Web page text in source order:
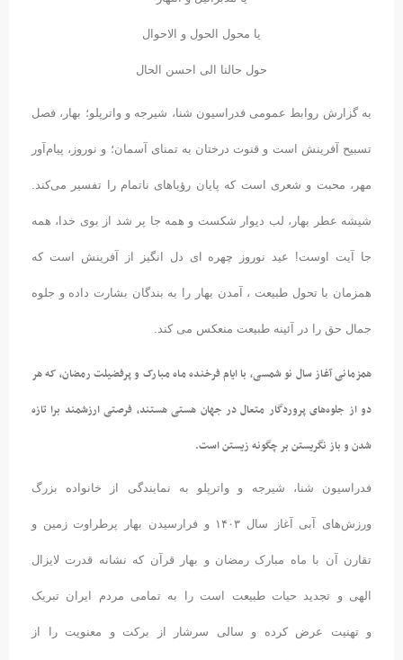
یا محول الحول و الاحوال
حول حالنا الی احسن الحال
به گزارش روابط عمومی فدراسیون شنا، شیرجه و واترپلو؛ بهار، فصل
تسبیح آفرینش است و قنوت درختان به تمنای آسمان؛ و نوروز، پیام‌آور
مهر، محبت و شعری است که پایان رؤیاهای ناتمام را تفسیر می‌کند.
شیشه عطر بهار، لب دیوار شکست و همه جا پر شد از بوی خدا، همه
جا آیت اوست! عید نوروز چهره ای دل انگیز از آفرینش است که
همزمان با تحول طبیعت ، آمدن بهار را به بندگان بشارت داده و جلوه
جمال حق را در آئینه طبیعت منعکس می کند.
همزمانی آغاز سال نو شمسی، با ایام فرخنده ماه مبارک و پرفضیلت رمضان، که هر
دو از جلوه‌های پروردگار متعال در جهان هستی هستند، فرصتی ارزشمند برا تازه
شدن و باز نگریستن بر چگونه زیستن است.
فدراسیون شنا، شیرجه و واترپلو به نمایندگی از خانواده بزرگ
ورزش‌های آبی آغاز سال ۱۴۰۳ و فرارسیدن بهار پرطراوت زمین و
تقارن آن با ماه مبارک رمضان و بهار قرآن که نشانه قدرت لایزال
الهی و تجدید حیات طبیعت است را به تمامی مردم ایران تبریک
و تهنیت عرض کرده و سالی سرشار از برکت و معنویت را از